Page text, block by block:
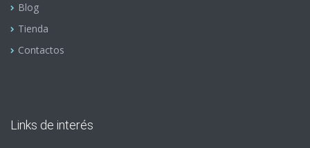
Blog
Tienda
Contactos
Links de interés